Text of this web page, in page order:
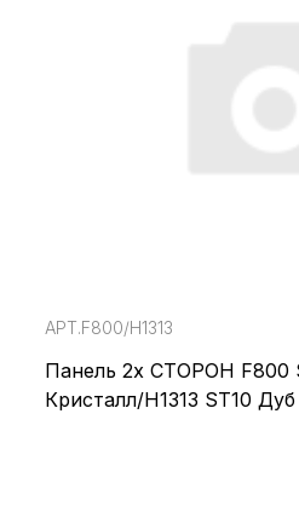
АРТ.F800/H1313
Панель 2х СТОРОН F800
Кристалл/H1313 ST10